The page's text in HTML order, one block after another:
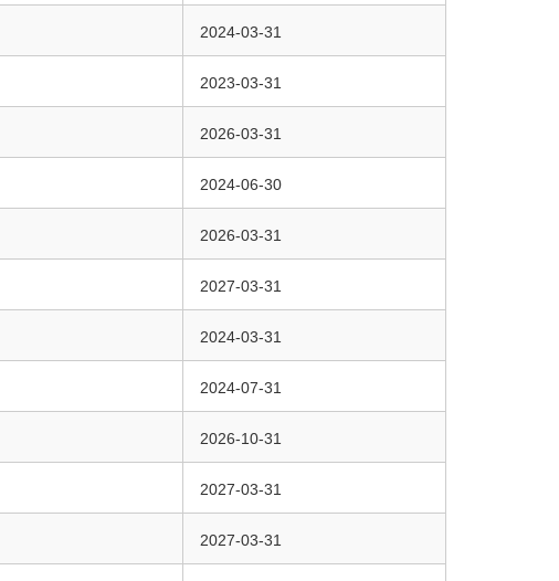
2024-03-31
2023-03-31
2026-03-31
2024-06-30
2026-03-31
2027-03-31
2024-03-31
2024-07-31
2026-10-31
2027-03-31
2027-03-31